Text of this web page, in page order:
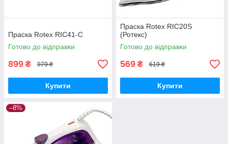
Праска Rotex RIC41-C
Готово до відправки
899 ₴ 979 ₴
Купити
Праска Rotex RIC20S
(Ротекс)
Готово до відправки
569 ₴ 619 ₴
Купити
–8%